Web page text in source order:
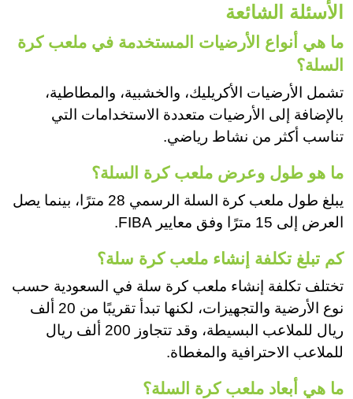
الأسئلة الشائعة
ما هي أنواع الأرضيات المستخدمة في ملعب كرة
السلة؟
تشمل الأرضيات الأكريليك، والخشبية، والمطاطية،
بالإضافة إلى الأرضيات متعددة الاستخدامات التي
تناسب أكثر من نشاط رياضي.
ما هو طول وعرض ملعب كرة السلة؟
يبلغ طول ملعب كرة السلة الرسمي 28 مترًا، بينما يصل
العرض إلى 15 مترًا وفق معايير FIBA.
كم تبلغ تكلفة إنشاء ملعب كرة سلة؟
تختلف تكلفة إنشاء ملعب كرة سلة في السعودية حسب
نوع الأرضية والتجهيزات، لكنها تبدأ تقريبًا من 20 ألف
ريال للملاعب البسيطة، وقد تتجاوز 200 ألف ريال
للملاعب الاحترافية والمغطاة.
ما هي أبعاد ملعب كرة السلة؟